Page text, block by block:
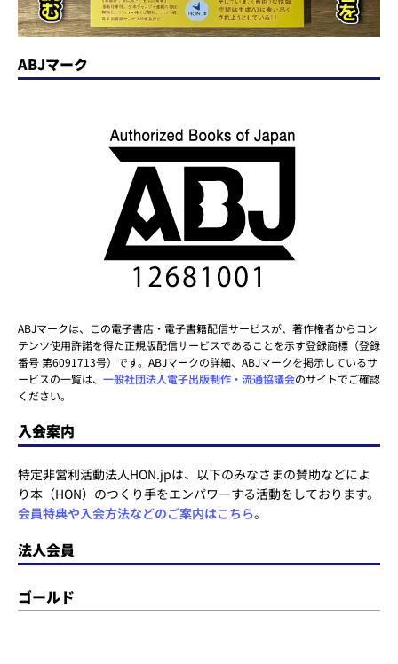
ABJマーク
ABJマークは、この電子書店・電子書籍配信サービスが、著作権者からコン
テンツ使用許諾を得た正規版配信サービスであることを示す登録商標（登録
番号 第6091713号）です。ABJマークの詳細、ABJマークを掲示しているサ
ービスの一覧は、 一般社団法人電子出版制作・流通協議会のサイトでご確認
ください。
入会案内
特定非営利活動法人HON.jpは、以下のみなさまの賛助などによ
り本（HON）のつくり手をエンパワーする活動をしております。
会員特典や入会方法などのご案内はこちら。
法人会員
ゴールド